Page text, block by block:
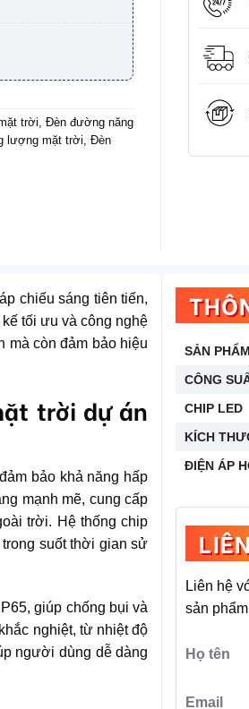
trời
Đèn đường năng
lượng mặt trời Đèn
chiếu sáng tiên tiến,
tối ưu và công nghệ
mà còn đảm bảo hiệu
trời dự án
bảo khả năng hấp
mạnh mẽ, cung cấp
trời. Hệ thống chip
suốt thời gian sử
giúp chống bụi và
nghiệt, từ nhiệt độ
người dùng dễ dàng
SẢN PHẨM
CÔNG
CHIP LED
KÍCH
ĐIỆN ÁP
Liên hệ
sản
Họ tên
Email